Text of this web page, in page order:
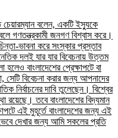
চেয়ারম্যান বলেন, একটি ইস্যুকে
গণতন্ত্রকামী জনগণ বিশ্বাস করে।
ভাবনা করে সংস্কার প্রস্তাব
দলই যার যার বিবেচনায় উত্তম
বাংলাদেশের প্রেক্ষাপটে বা
সেটি বিবেচনা করার জন্য আপনাদের
দাবি তুলেছেন। বিশ্বের
রয়েছে। তবে বাংলাদেশের বিদ্যমান
এই মুহূর্তে বাংলাদেশের জন্য এই
দেখার জন্য আমি সকলের প্রতি